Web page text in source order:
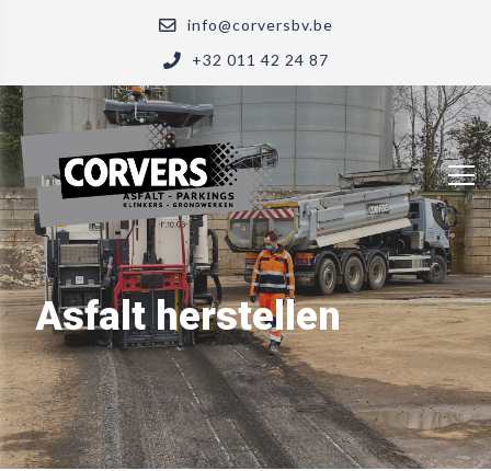
info@corversbv.be
+32 011 42 24 87
Asfalt herstellen